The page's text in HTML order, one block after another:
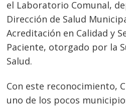
el Laboratorio Comunal,
Dirección de Salud
Acreditación en Calidad y
Paciente, otorgado por la
Salud.
Con este reconocimiento,
uno de los pocos